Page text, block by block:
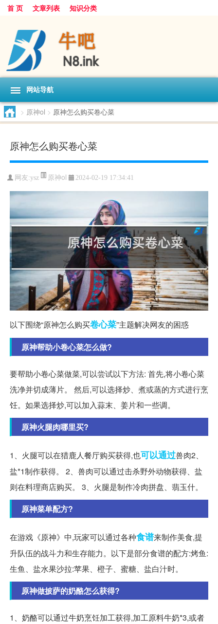
首 页 文章列表 知识分类
网站导航
> 原神ol > 原神怎么购买卷心菜
原神怎么购买卷心菜
网友:ysz 原神ol 2024-02-19 17:34:41
以下围绕“原神怎么购买卷心菜”主题解决网友的困惑
原神帮助小卷心菜怎么做?
要帮助小卷心菜做菜,可以尝试以下方法: 首先,将小卷心菜
洗净并切成薄片。 然后,可以选择炒、煮或蒸的方式进行烹
饪。如果选择炒,可以加入蒜末、姜片和一些调。
原神火腿肉哪里买?
1、火腿可以在猎鹿人餐厅购买获得,也可以通过兽肉2、
盐*1制作获得。 2、兽肉可以通过击杀野外动物获得、盐
则在料理商店购买。 3、火腿是制作冷肉拼盘、翡玉什。
原神菜单配方?
在游戏《原神》中,玩家可以通过各种食谱来制作美食,提
升队伍的战斗力和生存能力。以下是部分食谱的配方:烤鱼:
生鱼、盐水果沙拉:苹果、橙子、蜜糖、盐白汁时。
原神做披萨的奶酪怎么获得?
1、奶酪可以通过牛奶烹饪加工获得,加工原料牛奶*3,或者